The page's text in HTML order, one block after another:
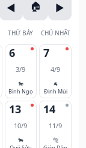
THỨ BẢY CHỦ NHẬT
6
3/9
🐎
Bính Ngọ
7
4/9
🐐
Đinh Mùi
13
10/9
🐂
14
11/9
🐅